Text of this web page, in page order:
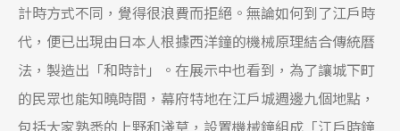
計時方式不同，覺得很浪費而拒絕。無論如何到了江戶時
代，便已出現由日本人根據西洋鐘的機械原理結合傳統曆
法，製造出「和時計」。在展示中也看到，為了讓城下町
的民眾也能知曉時間，幕府特地在江戶城週邊九個地點，
包括大家熟悉的上野和淺草，設置機械鐘組成「江戶時鐘